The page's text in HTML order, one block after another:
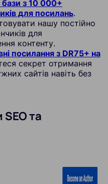
з 10 000+
для посилань.
нашу постійно
для
контенту.
посилання з DR75+ на
секрет отримання
сайтів навіть без
та